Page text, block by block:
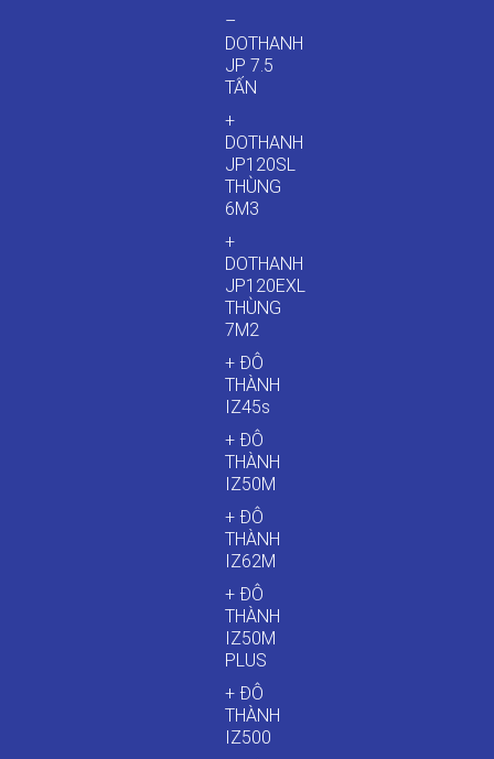
–
DOTHANH
JP 7.5
TẤN
+
DOTHANH
JP120SL
THÙNG
6M3
+
DOTHANH
JP120EXL
THÙNG
7M2
+ ĐÔ
THÀNH
IZ45s
+ ĐÔ
THÀNH
IZ50M
+ ĐÔ
THÀNH
IZ62M
+ ĐÔ
THÀNH
IZ50M
PLUS
+ ĐÔ
THÀNH
IZ500